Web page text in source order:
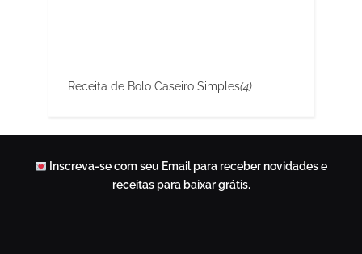
Receita de Bolo Caseiro Simples(4)
Inscreva-se com seu Email para receber novidades e
receitas para baixar grátis.